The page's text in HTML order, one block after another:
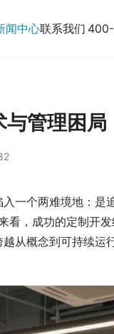
闻中心联系我们
管理困局
一个两难境地：是
看，成功的定制开
从概念到可持续运